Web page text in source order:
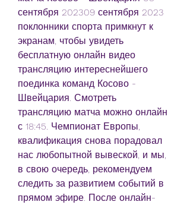
сентября 202309 сентября 2023
поклонники спорта примкнут к
экранам, чтобы увидеть
бесплатную онлайн видео
трансляцию интереснейшего
поединка команд Косово -
Швейцария. Смотреть
трансляцию матча можно онлайн
с 18:45. Чемпионат Европы,
квалификация снова порадовал
нас любопытной вывеской, и мы,
в свою очередь, рекомендуем
следить за развитием событий в
прямом эфире. После онлайн-